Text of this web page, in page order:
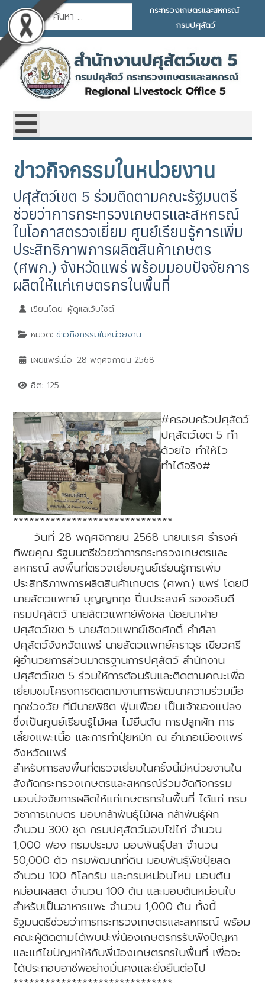
การค้นหา
กระทรวงเกษตรและสหกรณ์
กรมปศุสัตว์
ข่าวกิจกรรมในหน่วยงาน
ปศุสัตว์เขต 5 ร่วมติดตามคณะรัฐมนตรี
ช่วยว่าการกระทรวงเกษตรและสหกรณ์
ในโอกาสตรวจเยี่ยม ศูนย์เรียนรู้การเพิ่ม
ประสิทธิภาพการผลิตสินค้าเกษตร
(ศพก.) จังหวัดแพร่ พร้อมมอบปัจจัยการ
ผลิตให้แก่เกษตรกรในพื้นที่
เขียนโดย: ผู้ดูแลเว็บไซต์
หมวด: ข่าวกิจกรรมในหน่วยงาน
เผยแพร่เมื่อ: 28 พฤศจิกายน 2568
ฮิต: 125
#ครอบครัวปศุสัตว์
ปศุสัตว์เขต 5 ทำ
ด้วยใจ ทำให้ไว
ทำได้จริง#
******************************
วันที่ 28 พฤศจิกายน 2568 นายนเรศ ธำรงค์
ทิพยคุณ รัฐมนตรีช่วยว่าการกระทรวงเกษตรและ
สหกรณ์ ลงพื้นที่ตรวจเยี่ยมศูนย์เรียนรู้การเพิ่ม
ประสิทธิภาพการผลิตสินค้าเกษตร (ศพก.) แพร่ โดยมี
นายสัตวแพทย์ บุญญกฤช ปิ่นประสงค์ รองอธิบดี
กรมปศุสัตว์ นายสัตวแพทย์พืชผล น้อยนาฝาย
ปศุสัตว์เขต 5 นายสัตวแพทย์เชิดศักดิ์ คำศิลา
ปศุสัตว์จังหวัดแพร่ นายสัตวแพทย์ศราวุธ เขียวศรี
ผู้อำนวยการส่วนมาตรฐานการปศุสัตว์ สำนักงาน
ปศุสัตว์เขต 5 ร่วมให้การต้อนรับและติดตามคณะเพื่อ
เยี่ยมชมโครงการติดตามงานการพัฒนาความร่วมมือ
ทุกช่วงวัย ที่มีนายพิชิต ฟุ่มเฟือย เป็นเจ้าของแปลง
ซึ่งเป็นศูนย์เรียนรู้ไม้ผล ไม้ยืนต้น การปลูกผัก การ
เลี้ยงแพะเนื้อ และการทำปุ๋ยหมัก ณ อำเภอเมืองแพร่
จังหวัดแพร่
สำหรับการลงพื้นที่ตรวจเยี่ยมในครั้งนี้มีหน่วยงานใน
สังกัดกระทรวงเกษตรและสหกรณ์ร่วมจัดกิจกรรม
มอบปัจจัยการผลิตให้แก่เกษตรกรในพื้นที่ ได้แก่ กรม
วิชาการเกษตร มอบกล้าพันธุ์ไม้ผล กล้าพันธุ์ผัก
จำนวน 300 ชุด กรมปศุสัตว์มอบไข่ไก่ จำนวน
1,000 ฟอง กรมประมง มอบพันธุ์ปลา จำนวน
50,000 ตัว กรมพัฒนาที่ดิน มอบพันธุ์พืชปุ๋ยสด
จำนวน 100 กิโลกรัม และกรมหม่อนไหม มอบต้น
หม่อนผลสด จำนวน 100 ต้น และมอบต้นหม่อนใบ
สำหรับเป็นอาหารแพะ จำนวน 1,000 ต้น ทั้งนี้
รัฐมนตรีช่วยว่าการกระทรวงเกษตรและสหกรณ์ พร้อม
คณะผู้ติดตามได้พบปะพี่น้องเกษตรกรรับฟังปัญหา
และแก้ไขปัญหาให้กับพี่น้องเกษตรกรในพื้นที่ เพื่อจะ
ได้ประกอบอาชีพอย่างมั่นคงและยั่งยืนต่อไป
******************************